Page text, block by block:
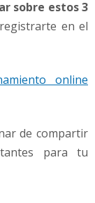
sobre estos 3
en el
online
de compartir
para tu